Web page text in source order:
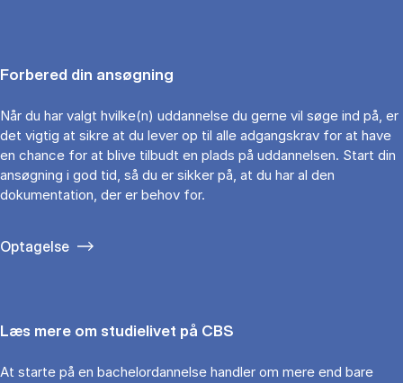
Forbered din ansøgning
Når du har valgt hvilke(n) uddannelse du gerne vil søge ind på, er
det vigtig at sikre at du lever op til alle adgangskrav for at have
en chance for at blive tilbudt en plads på uddannelsen. Start din
ansøgning i god tid, så du er sikker på, at du har al den
dokumentation, der er behov for.
Optagelse
Læs mere om studielivet på CBS
At starte på en bachelordannelse handler om mere end bare